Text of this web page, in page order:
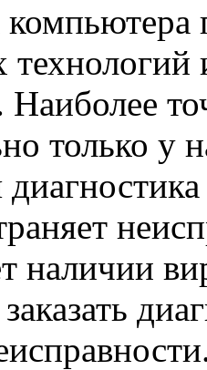
Наиболее
только
наличии